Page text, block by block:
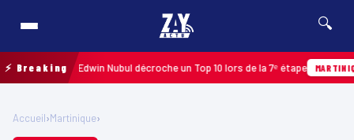
🔍
⚡ Breaking
2026 : Edwin Nubul décroche un Top 10 lors de la 7ᵉ étape MARTINIQUE
Accueil›Martinique›